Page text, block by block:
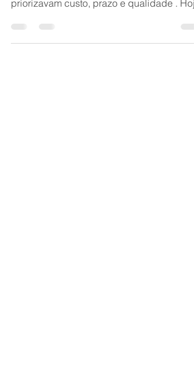
Por décadas, as decisões de compra
priorizavam custo, prazo e qualidade .